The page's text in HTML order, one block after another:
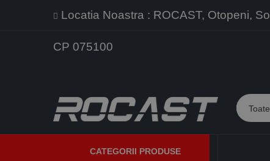
Locatia Noastra : ROCAST, Otopeni,
CP 075100
CATEGORII PRODUSE